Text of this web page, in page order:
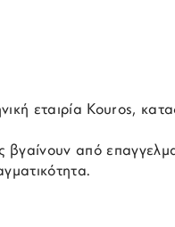
εταιρία Kouros,
από